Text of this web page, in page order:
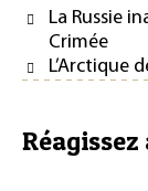
La Russie
Crimée
L’Arctique